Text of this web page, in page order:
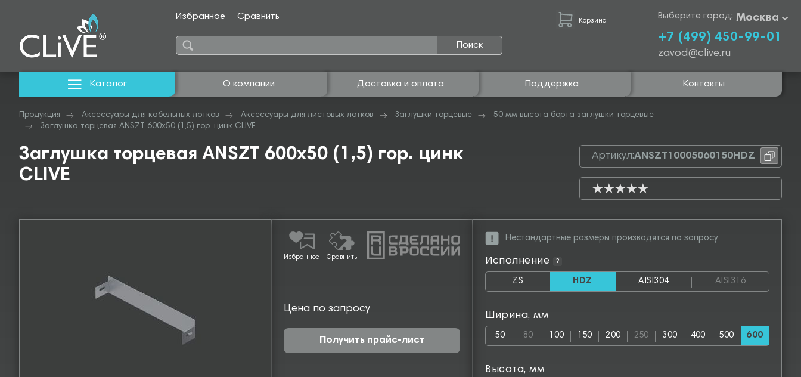
Избранное Сравнить
Поиск
Корзина Выберите город: Москва
+7 (499) 450-99-01
zavod@clive.ru
Каталог О компании Доставка и оплата Поддержка Контакты
Продукция Аксессуары для кабельных лотков Аксессуары для листовых лотков Заглушки торцевые
50 мм высота борта заглушки торцевые
Заглушка торцевая ANSZT 600х50 (1,5) гор. цинк CLIVE
Заглушка торцевая ANSZT 600х50 (1,5) гор. цинк
CLIVE
Артикул:ANSZT10005060150HDZ
Избранное Сравнить
Цена по запросу
Получить прайс-лист
Нестандартные размеры производятся по запросу
Исполнение ?
ZS HDZ AISI304 AISI316
Ширина, мм
50 80 100 150 200 250 300 400 500 600
Высота, мм